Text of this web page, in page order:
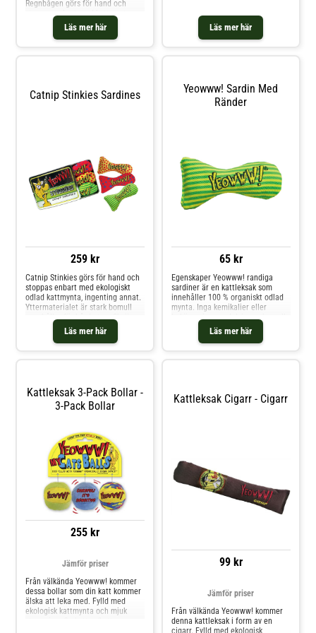
Läs mer här
Regnbågen görs för hand och
stoppas enbart med kattmynta,
ingenting annat. Yttermaterialet
är stark bomull som håller för
hårda tag. Perfekt att brottas
Läs mer här
spenderar timmar med att bita
och sparka på bananen!
Catnip Stinkies Sardines
259 kr
Läs mer här
Catnip Stinkies görs för hand och
stoppas enbart med ekologiskt
odlad kattmynta, ingenting annat.
Yttermaterialet är stark bomull
att leka eller gosa med, såväl som
att bita i och busa
med!Användning Kattleksak i
Yeowww! Sardin Med
Ränder
65 kr
Läs mer här
Egenskaper Yeowww! randiga
sardiner är en kattleksak som
innehåller 100 % organiskt odlad
mynta. Inga kemikalier eller
eller plast i fyllningen. Storlek
Kattleksak 3-Pack Bollar -
3-Pack Bollar
255 kr
Jämför priser
Från välkända Yeowww! kommer
dessa bollar som din katt kommer
älska att leka med. Fylld med
ekologisk kattmynta och mjuk
Kattleksak Cigarr - Cigarr
99 kr
Jämför priser
Från välkända Yeowww! kommer
denna kattleksak i form av en
cigarr. Fylld med ekologisk